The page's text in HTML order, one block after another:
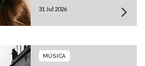
31 Jul 2026
MÚSICA